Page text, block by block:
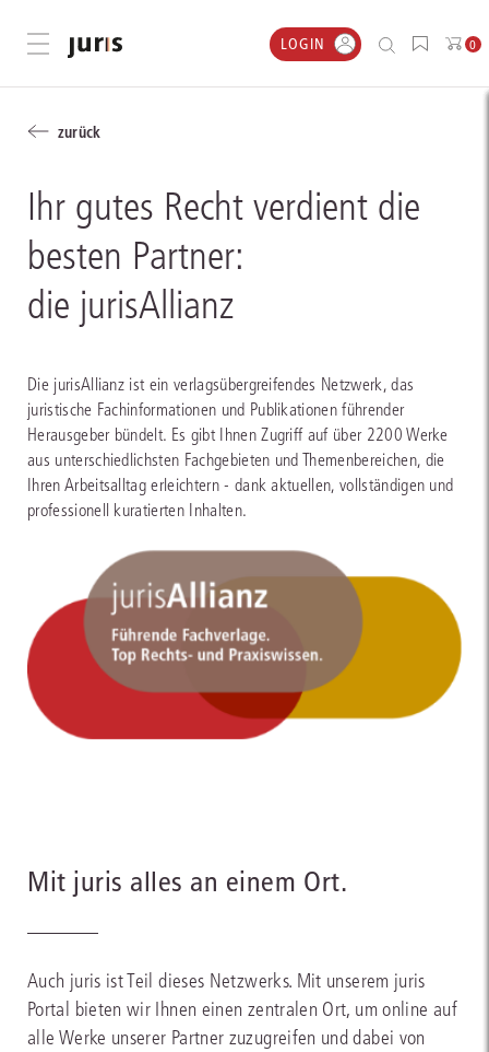
Menü öffnen LOGIN 0
zurück
Ihr gutes Recht ‍verdient die
besten ‍Partner:
‍die jurisAllianz
Die jurisAllianz ist ein verlagsübergreifendes Netzwerk, das
juristische Fachinformationen und Publikationen führender
Herausgeber bündelt. Es gibt Ihnen Zugriff auf über 2200 Werke
aus unterschiedlichsten Fachgebieten und Themenbereichen, die
Ihren Arbeitsalltag erleichtern - dank aktuellen, vollständigen und
professionell kuratierten Inhalten.
Mit juris alles an einem Ort.
Auch juris ist Teil dieses Netzwerks. Mit unserem juris
Portal bieten wir Ihnen einen zentralen Ort, um online auf
alle Werke unserer Partner zuzugreifen und dabei von